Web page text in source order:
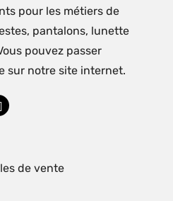
pour les métiers de
pantalons, lunette
pouvez passer
sur notre site internet.
de vente